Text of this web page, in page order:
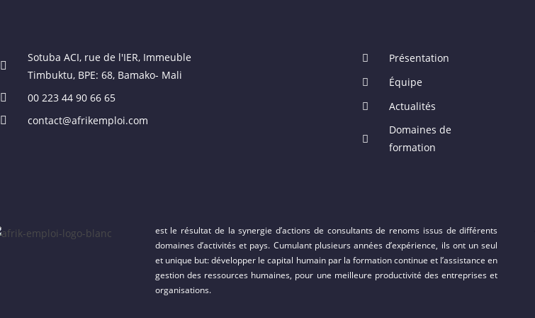
Sotuba ACI, rue de l'IER, Immeuble
Timbuktu, BPE: 68, Bamako- Mali
00 223 44 90 66 65
contact@afrikemploi.com
Présentation
Équipe
Actualités
Domaines de
formation
est le résultat de la synergie d’actions de consultants de renoms issus de différents
domaines d’activités et pays. Cumulant plusieurs années d’expérience, ils ont un seul
et unique but: développer le capital humain par la formation continue et l’assistance en
gestion des ressources humaines, pour une meilleure productivité des entreprises et
organisations.